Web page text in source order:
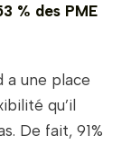
% des PME
a une place
qu’il
De fait, 91%